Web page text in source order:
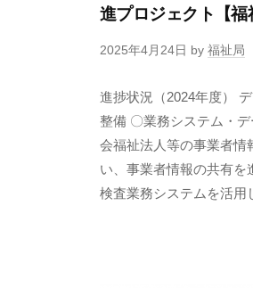
進プロジェクト【福
2025年4月24日 by 福祉局
進捗状況（2024年度）
整備 〇業務システム・
会福祉法人等の事業者情
い、事業者情報の共有
検査業務システムを活用